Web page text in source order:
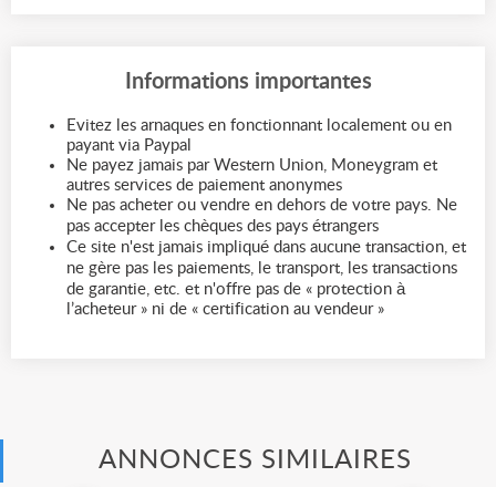
Informations importantes
Evitez les arnaques en fonctionnant localement ou en
payant via Paypal
Ne payez jamais par Western Union, Moneygram et
autres services de paiement anonymes
Ne pas acheter ou vendre en dehors de votre pays. Ne
pas accepter les chèques des pays étrangers
Ce site n'est jamais impliqué dans aucune transaction, et
ne gère pas les paiements, le transport, les transactions
de garantie, etc. et n'offre pas de « protection à
l’acheteur » ni de « certification au vendeur »
ANNONCES SIMILAIRES